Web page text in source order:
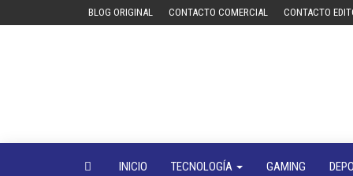
BLOG ORIGINAL CONTACTO COMERCIAL CONTACTO
INICIO TECNOLOGÍA GAMING